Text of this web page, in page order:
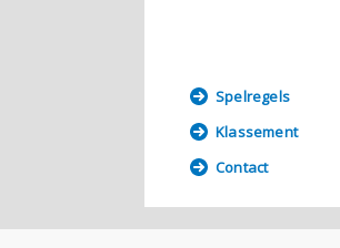
Spelregels
Klassement
Contact